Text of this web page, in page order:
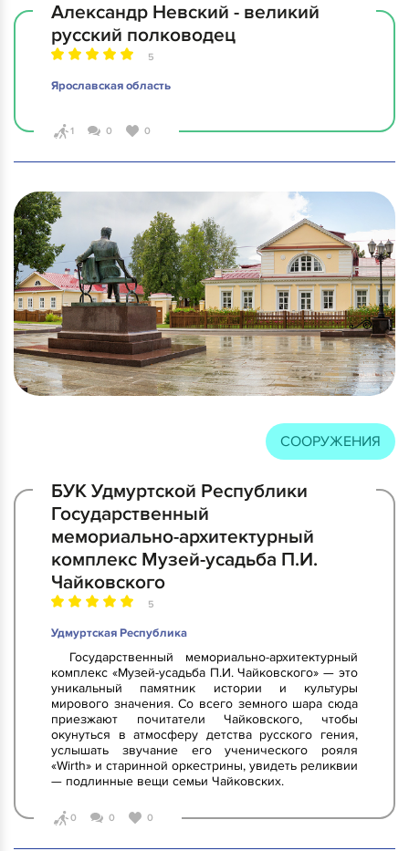
Александр Невский - великий
русский полководец
5
Ярославская область
1 0 0
СООРУЖЕНИЯ
БУК Удмуртской Республики
Государственный
мемориально-архитектурный
комплекс Музей-усадьба П.И.
Чайковского
5
Удмуртская Республика
Государственный мемориально-архитектурный
комплекс «Музей-усадьба П.И. Чайковского» — это
уникальный памятник истории и культуры
мирового значения. Со всего земного шара сюда
приезжают почитатели Чайковского, чтобы
окунуться в атмосферу детства русского гения,
услышать звучание его ученического рояля
«Wirth» и старинной оркестрины, увидеть реликвии
— подлинные вещи семьи Чайковских.
0 0 0